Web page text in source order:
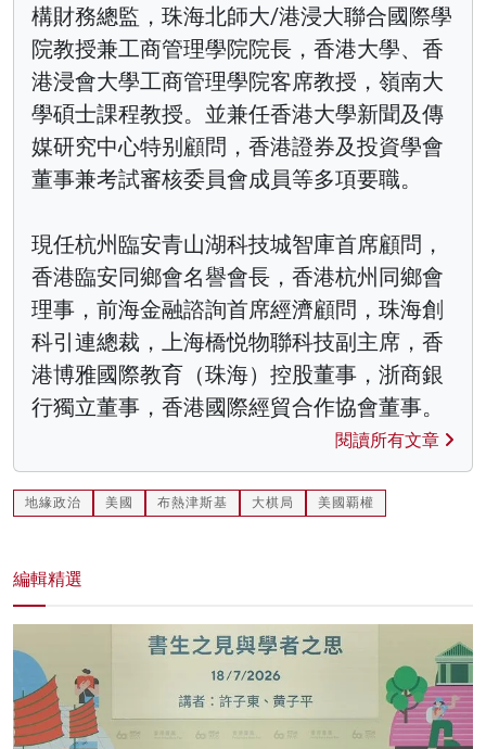
構財務總監，珠海北師大/港浸大聯合國際學
院教授兼工商管理學院院長，香港大學、香
港浸會大學工商管理學院客席教授，嶺南大
學碩士課程教授。並兼任香港大學新聞及傳
媒研究中心特别顧問，香港證券及投資學會
董事兼考試審核委員會成員等多項要職。
現任杭州臨安青山湖科技城智庫首席顧問，
香港臨安同鄉會名譽會長，香港杭州同鄉會
理事，前海金融諮詢首席經濟顧問，珠海創
科引連總裁，上海橋悦物聯科技副主席，香
港博雅國際教育（珠海）控股董事，浙商銀
行獨立董事，香港國際經貿合作協會董事。
閱讀所有文章
地緣政治 美國 布熱津斯基 大棋局 美國覇權
編輯精選